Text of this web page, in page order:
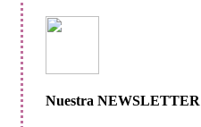
Nuestra NEWSLETTER